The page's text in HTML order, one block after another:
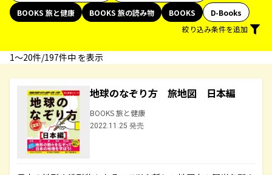
BOOKS 旅と健康
BOOKS 旅の読み物 BOOKS
D-Books
絞り込み条件を追加
1〜20件/197件中 を表示
地球のなぞり方 旅地図 日本編
BOOKS 旅と健康
2022.11.25 発売